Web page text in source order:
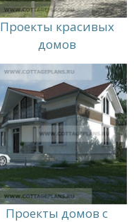
Проекты красивых
домов
Проекты домов с